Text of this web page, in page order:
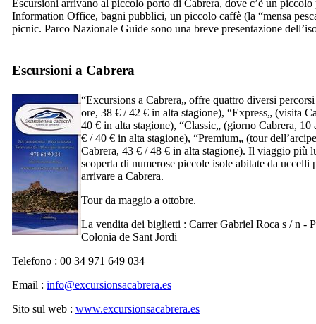
Escursioni arrivano al piccolo porto di Cabrera, dove c’è un
Information Office, bagni pubblici, un piccolo caffè (la “mensa
picnic. Parco Nazionale Guide sono una breve presentazione
Escursioni a Cabrera
“Excursions a Cabrera„ offre quattro diversi
ore, 38 € / 42 € in alta stagione), “Express„ (visita
40 € in alta stagione), “Classic„ (giorno Cabrera, 10
€ / 40 € in alta stagione), “Premium„ (tour
Cabrera, 43 € / 48 € in alta stagione). Il viaggio più
scoperta di numerose piccole isole abitate da uccelli
arrivare a Cabrera.
Tour da maggio a ottobre.
La vendita dei biglietti : Carrer Gabriel Roca s / n -
Colonia de Sant Jordi
Telefono : 00 34 971 649 034
Email : info@excursionsacabrera.es
Sito sul web : www.excursionsacabrera.es